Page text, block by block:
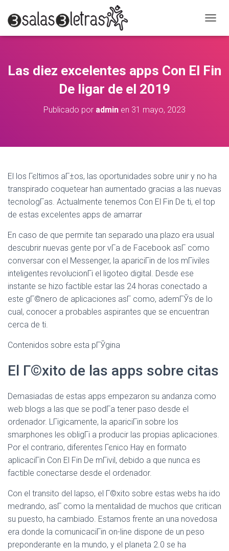
A
A
E
G
A
N
Las diez excelentes apps Con El Fin
De ligar de el 2019
Publicado por admin en 31 mayo, 2023
El los Гєltimos aГ±os, las oportunidades sobre unir y no ha
transpirado coquetear han aumentado gracias a las nuevas
tecnologГ­as. Actualmente tenemos Con El Fin De ti, el top
de estas excelentes apps de amarrar
En caso de que permite tan separado una plazo era usual
descubrir nuevas gente por vГ­a de Facebook asГ­ como
conversar con el Messenger, la apariciГіn de los mГіviles
inteligentes revolucionГі el ligoteo digital. Desde ese
instante se hizo factible estar las 24 horas conectado a
este gГ©nero de aplicaciones asГ­ como, ademГЎs de lo
cual, conocer a probables aspirantes que se encuentran
cerca de ti.
Contenidos sobre esta pГЎgina
El Г©xito de las apps sobre citas
Demasiadas de estas apps empezaron su andanza como
web blogs a las que se podГ­a tener paso desde el
ordenador. LГіgicamente, la apariciГіn sobre los
smarphones les obligГі a producir las propias aplicaciones.
Por el contrario, diferentes Гєnico Hay en formato
aplicaciГіn Con El Fin De mГіvil, debido a que nunca es
factible conectarse desde el ordenador.
Con el transito del lapso, el Г©xito sobre estas webs ha ido
medrando, asГ­ como la mentalidad de muchos que critican
su puesto, ha cambiado. Estamos frente an una novedosa
era donde la comunicaciГіn on-line dispone de un peso
preponderante en la mundo, y el planeta 2.0 se ha